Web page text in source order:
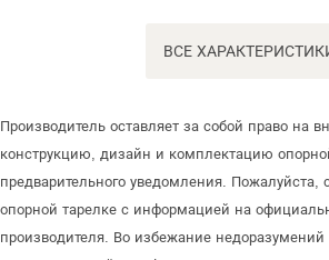
ВСЕ
Производитель оставляет за собой право на
конструкцию, дизайн и комплектацию
предварительного уведомления.
опорной тарелке с информацией на
производителя. Во избежание